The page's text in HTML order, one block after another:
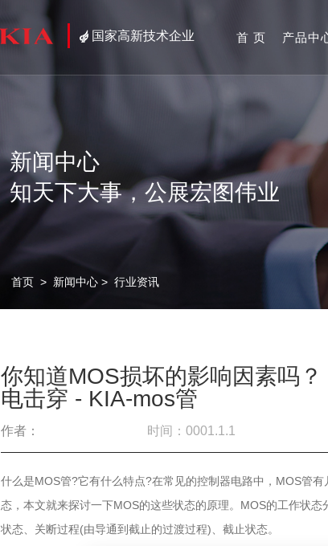
国家高新技术企业 首 页 产品中
新闻中心
知天下大事，公展宏图伟业
首页 > 新闻中心> 行业资讯
你知道MOS损坏的影响因素吗
电击穿 - KIA-mos管
作者： 时间：0001.1.1
什么是MOS管?它有什么特点?在常见的控制器电路中，MOS管
态，本文就来探讨一下MOS的这些状态的原理。MOS的工作状
状态、关断过程(由导通到截止的过渡过程)、截止状态。